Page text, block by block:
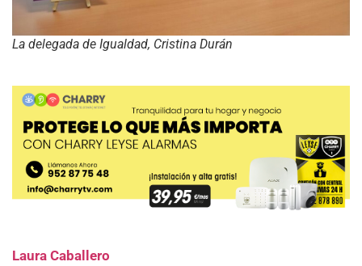
La delegada de Igualdad, Cristina Durán
Laura Caballero